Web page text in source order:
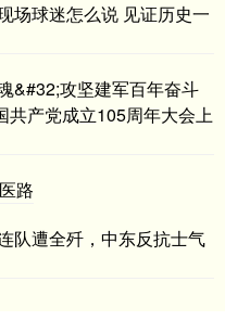
场球迷怎么说 见证历史一
&#32;攻坚建军百年奋斗
产党成立105周年大会上
路
队遭全歼，中东反抗士气